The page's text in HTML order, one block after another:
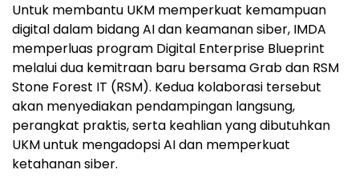
Untuk membantu UKM memperkuat kemampuan
digital dalam bidang AI dan keamanan siber, IMDA
memperluas program Digital Enterprise Blueprint
melalui dua kemitraan baru bersama Grab dan RSM
Stone Forest IT (RSM). Kedua kolaborasi tersebut
akan menyediakan pendampingan langsung,
perangkat praktis, serta keahlian yang dibutuhkan
UKM untuk mengadopsi AI dan memperkuat
ketahanan siber.